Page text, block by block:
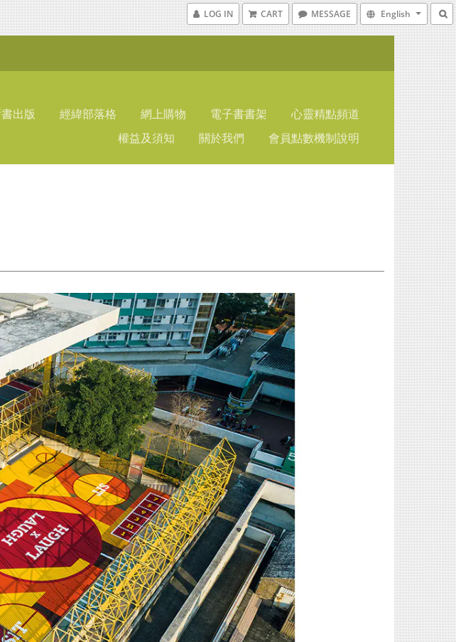
LOG IN CART MESSAGE English
出版 經緯部落格 網上購物 電子書書架
心靈精點頻道
權益及須知
關於我們 會員點數機制說明